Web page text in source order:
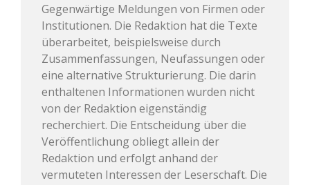
Gegenwärtige Meldungen von Firmen oder
Institutionen. Die Redaktion hat die Texte
überarbeitet, beispielsweise durch
Zusammenfassungen, Neufassungen oder
eine alternative Strukturierung. Die darin
enthaltenen Informationen wurden nicht
von der Redaktion eigenständig
recherchiert. Die Entscheidung über die
Veröffentlichung obliegt allein der
Redaktion und erfolgt anhand der
vermuteten Interessen der Leserschaft. Die